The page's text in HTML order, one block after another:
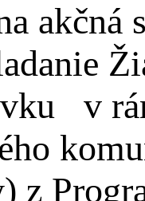
akčná
v
z